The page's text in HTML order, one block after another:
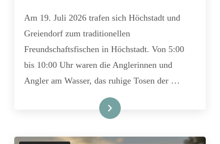
Am 19. Juli 2026 trafen sich Höchstadt und
Greiendorf zum traditionellen
Freundschaftsfischen in Höchstadt. Von 5:00
bis 10:00 Uhr waren die Anglerinnen und
Angler am Wasser, das ruhige Tosen der …
Lies mehr